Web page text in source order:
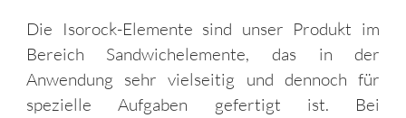
Die Isorock-Elemente sind unser Produkt im
Bereich Sandwichelemente, das in der
Anwendung sehr vielseitig und dennoch für
spezielle Aufgaben gefertigt ist. Bei